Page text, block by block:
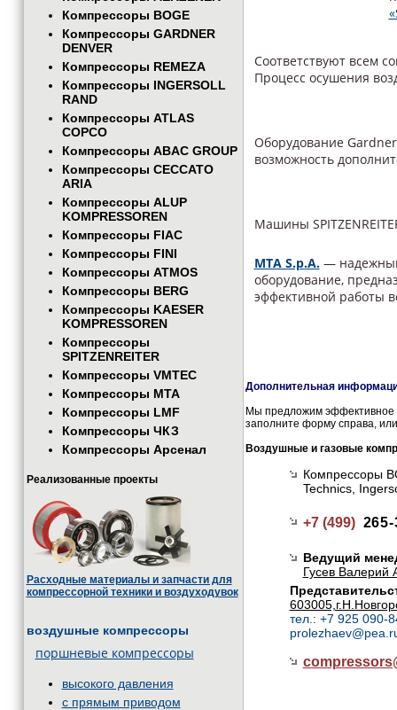
Компрессоры BOGE
Компрессоры GARDNER
DENVER
Компрессоры REMEZA
Компрессоры INGERSOLL
RAND
Компрессоры ATLAS
COPCO
Компрессоры ABAC GROUP
Компрессоры CECCATO
ARIA
Компрессоры ALUP
KOMPRESSOREN
Компрессоры FIAC
Компрессоры FINI
Компрессоры ATMOS
Компрессоры BERG
Компрессоры KAESER
KOMPRESSOREN
Компрессоры
SPITZENREITER
Компрессоры VMTEC
Компрессоры MTA
Компрессоры LMF
Компрессоры ЧКЗ
Компрессоры Арсенал
Реализованные проекты
Расходные материалы и запчасти для
компрессорной техники и воздуходувок
воздушные компрессоры
поршневые компрессоры
высокого давления
с прямым приводом
Соответствуют всем
Процесс осушения
Оборудование
возможность
Машины
MTA S.p.A.— надежный
оборудование,
эффективной работы
Дополнительная
Мы предложим эффективное
заполните форму справа,
Воздушные и газовые
Компрессоры
Technics,
+7 (499)
Ведущий
Гусев Валерий
тел.: +7 925 090-